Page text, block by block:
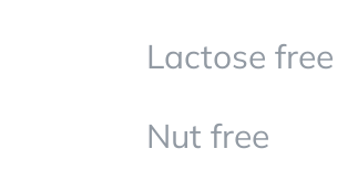
Lactose free
Nut free